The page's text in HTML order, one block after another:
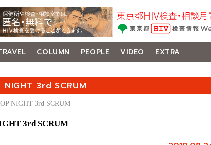
COLUMN PEOPLE VIDEO
EXTRA
NIGHT 3rd SCRUM
NIGHT 3rd SCRUM
3rd SCRUM